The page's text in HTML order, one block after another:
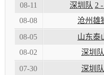
08-11
深圳队 2 -
08-08
沧州雄
08-05
山东泰
08-02
深圳队
07-30
深圳队